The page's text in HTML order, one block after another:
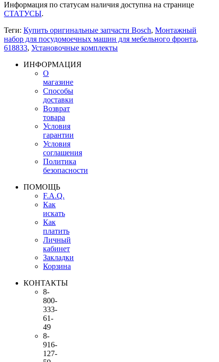
Информация по статусам наличия доступна на странице
СТАТУСЫ.
Теги: Купить оригинальные запчасти Bosch, Монтажный
набор для посудомоечных машин для мебельного фронта,
618833, Установочные комплекты
ИНФОРМАЦИЯ
О
магазине
Способы
доставки
Возврат
товара
Условия
гарантии
Условия
соглашения
Политика
безопасности
ПОМОЩЬ
F.A.Q.
Как
искать
Как
платить
Личный
кабинет
Закладки
Корзина
КОНТАКТЫ
8-
800-
333-
61-
49
8-
916-
127-